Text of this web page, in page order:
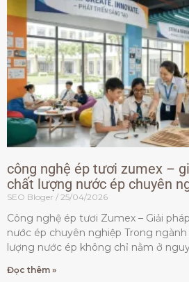
công nghệ ép tươi zumex –
chất lượng nước ép chuyên
SEO Bloger 25/04/2026
Công nghệ ép tươi Zumex – Giải
nước ép chuyên nghiệp Trong ngành
lượng nước ép không chỉ nằm ở
Đọc thêm »